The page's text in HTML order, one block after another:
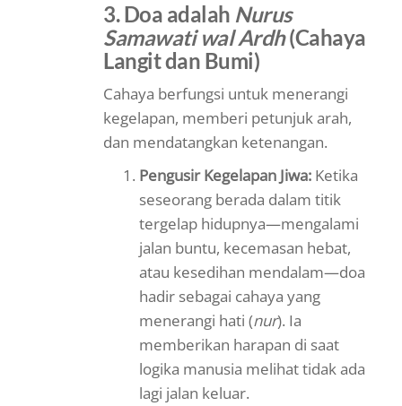
3. Doa adalah Nurus
Samawati wal Ardh(Cahaya
Langit dan Bumi)
Cahaya berfungsi untuk menerangi
kegelapan, memberi petunjuk arah,
dan mendatangkan ketenangan.
Pengusir Kegelapan Jiwa: Ketika
seseorang berada dalam titik
tergelap hidupnya—mengalami
jalan buntu, kecemasan hebat,
atau kesedihan mendalam—doa
hadir sebagai cahaya yang
menerangi hati (nur). Ia
memberikan harapan di saat
logika manusia melihat tidak ada
lagi jalan keluar.